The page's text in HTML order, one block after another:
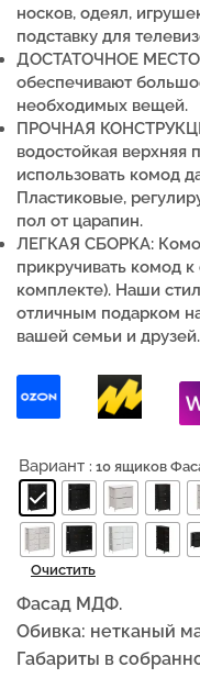
носков, одеял,
подставку для
ДОСТАТОЧНОЕ
обеспечивают
необходимых вещей.
ПРОЧНАЯ
водостойкая
использовать комод
Пластиковые,
пол от царапин.
ЛЕГКАЯ СБОРКА:
прикручивать комод
комплекте). Наши
отличным подарком
вашей семьи и друзей.
Вариант : 10 ящиков
Очистить
Фасад МДФ.
Обивка: нетканый
Габариты в